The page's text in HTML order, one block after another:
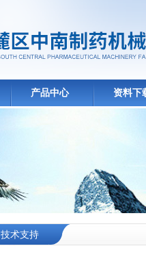
产品中心 资料下
技术支持